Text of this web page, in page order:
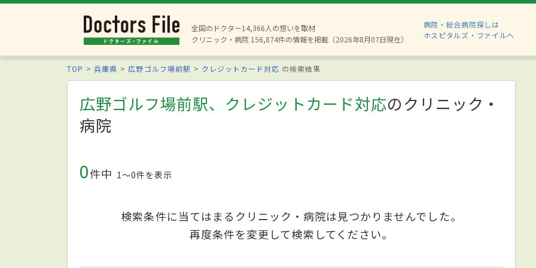
全国のドクター14,366人の想いを取材
クリニック・病院 156,874件の情報を掲載（2026年8月07日現在）
病院・総合病院探しは
ホスピタルズ・ファイルへ
TOP 兵庫県 広野ゴルフ場前駅 クレジットカード対応 の検索結果
広野ゴルフ場前駅、クレジットカード対応のクリニック・
病院
0件中 1〜0件を表示
検索条件に当てはまるクリニック・病院は見つかりませんでした。
再度条件を変更して検索してください。